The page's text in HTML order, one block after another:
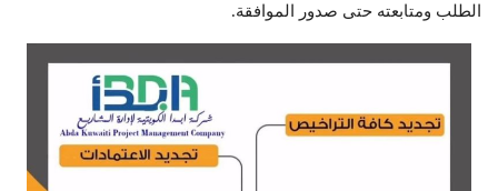
الطلب ومتابعته حتى صدور الموافقة.